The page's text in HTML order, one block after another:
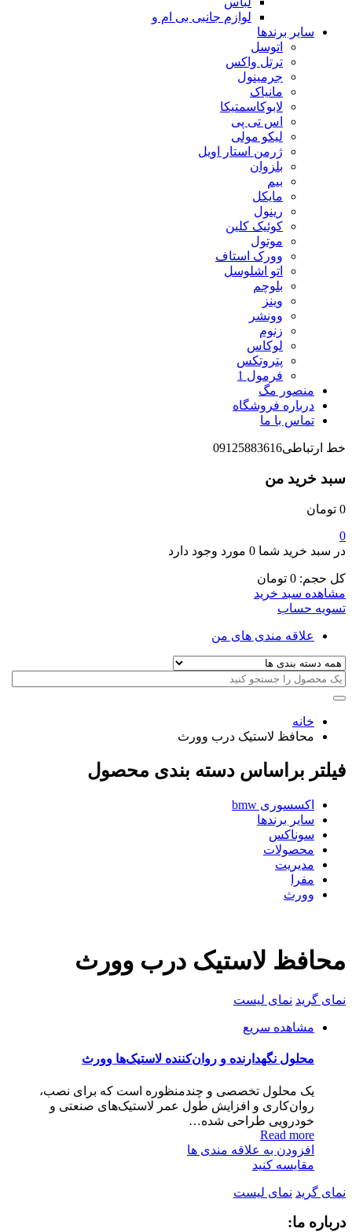
لوازم جانبی بی ام و
سایر برندها
اتوسل
ترتل واکس
جرمینول
مانیاک
لابوکاسمتیکا
اس تی پی
لیکو مولی
ژرمن استار اویل
بلزوان
بیم
مایکل
رینول
کوئیک کلین
موتول
وورک استاف
اتو اشلوسل
بلوچم
وینز
وونشر
زنوم
لوکاس
پتروتکس
فرمول 1
منصور مگ
درباره فروشگاه
تماس با ما
خط ارتباطی09125883616
سبد خرید من
0 تومان
0
در سبد خرید شما 0 مورد وجود دارد
کل حجم: 0 تومان
مشاهده سبد خرید
تسویه حساب
علاقه مندی های من
خانه
محافظ لاستیک درب وورث
فیلتر براساس دسته بندی محصول
اکسسوری bmw
سایر برندها
سوناکس
محصولات
مدیریت
مفرا
وورث
محافظ لاستیک درب وورث
نمای گرید نمای لیست
مشاهده سریع
محلول نگهدارنده و روان‌کننده لاستیک‌ها وورث
یک محلول تخصصی و چندمنظوره است که برای نصب،
روان‌کاری و افزایش طول عمر لاستیک‌های صنعتی و
خودرویی طراحی شده…
Read more
افزودن به علاقه مندی ها
مقایسه کنید
نمای گرید نمای لیست
درباره ما: